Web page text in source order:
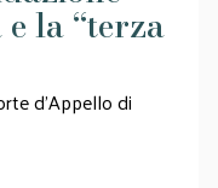
la “terza
d’Appello di